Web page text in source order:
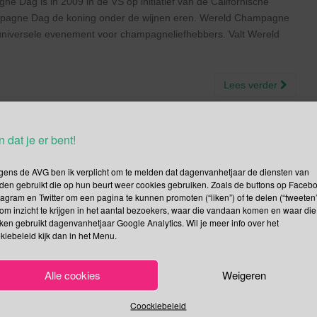
dat je er bent!
de AVG ben ik verplicht om te melden dat dagenvanhetjaar de diensten van
gebruikt die op hun beurt weer cookies gebruiken. Zoals de buttons op
en Twitter om een pagina te kunnen promoten (“liken”) of te delen
inzicht te krijgen in het aantal bezoekers, waar die vandaan komen en waar
gebruikt dagenvanhetjaar Google Analytics. Wil je meer info over het
kijk dan in het Menu.
Alle cookies Weigeren
Coockiebeleid
Dag de koning onder de wijnen eren. Wereld Champagne
evenement voor champagneliefhebbers. Valt Wereld
Lees verder
Dag |
Sneeuwluipaard | Dag van
| Wereld Mol Dag
Dag viert? Is niet heel veel voor nodig; een fles
merk neem je nu? Ga je voor Moët & Chandon, de